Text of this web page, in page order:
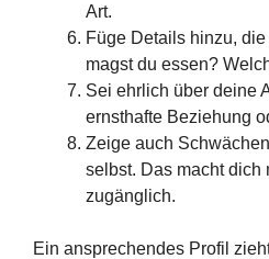
Art.
Füge Details hinzu,
magst du essen?
Sei ehrlich über deine
ernsthafte Beziehung
Zeige auch
selbst. Das macht dich
zugänglich.
Ein ansprechendes Profil